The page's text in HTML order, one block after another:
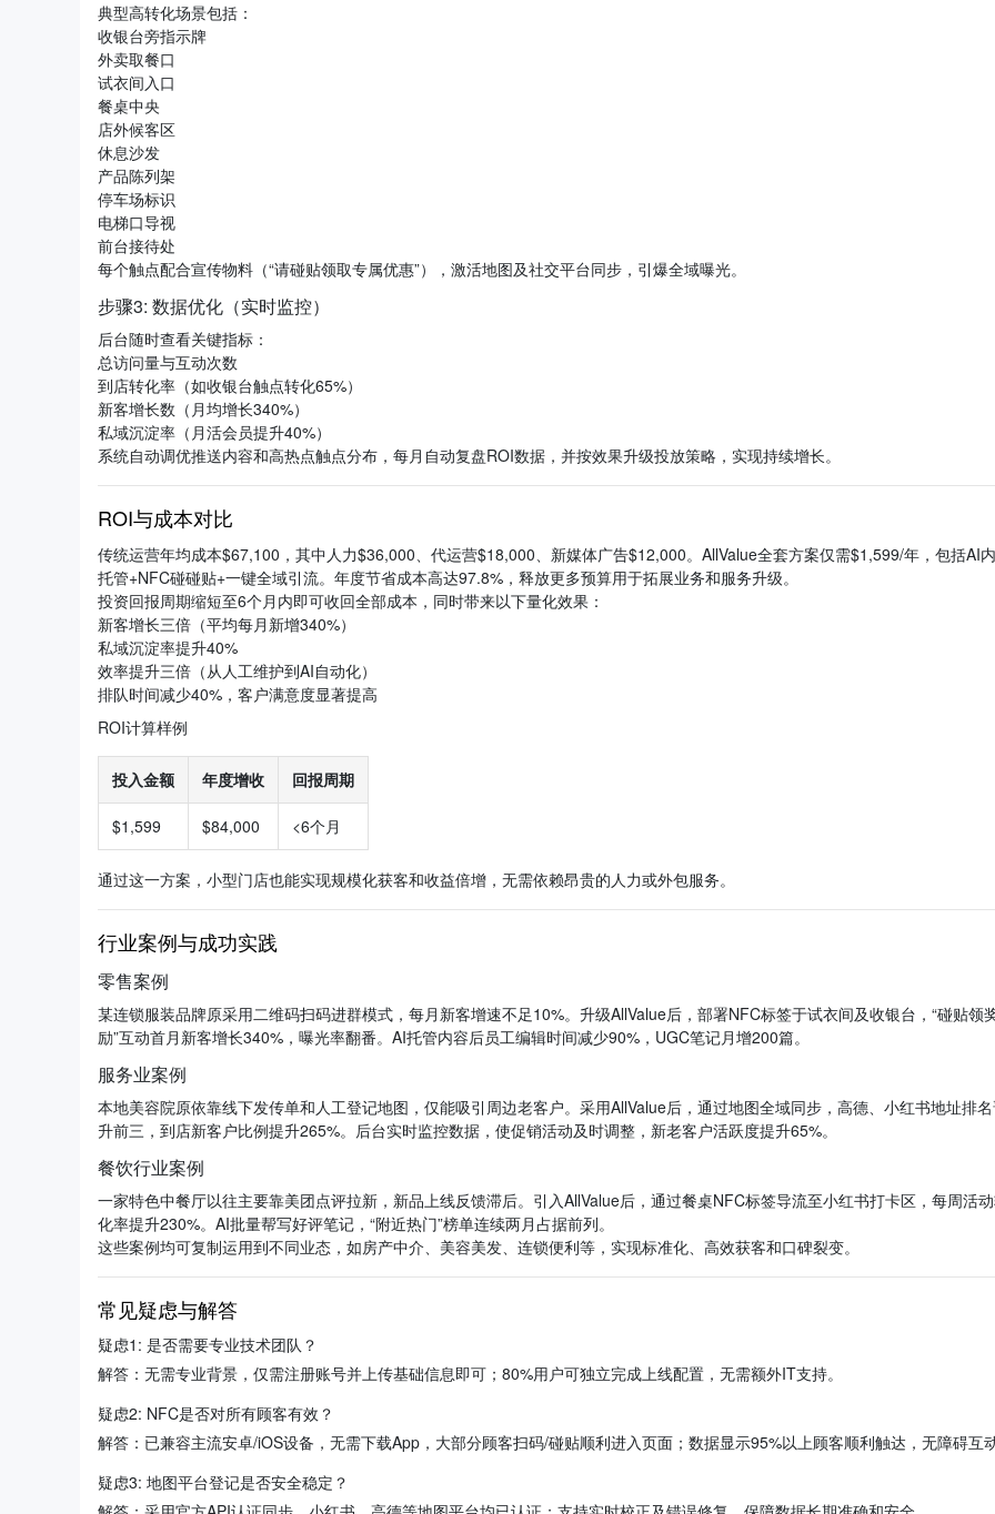
典型高转化场景包括：
收银台旁指示牌
外卖取餐口
试衣间入口
餐桌中央
店外候客区
休息沙发
产品陈列架
停车场标识
电梯口导视
前台接待处
每个触点配合宣传物料（“请碰贴领取专属优惠”），激活地图及社交平台同步，引爆全域曝光。
步骤3: 数据优化（实时监控）
后台随时查看关键指标：
总访问量与互动次数
到店转化率（如收银台触点转化65%）
新客增长数（月均增长340%）
私域沉淀率（月活会员提升40%）
系统自动调优推送内容和高热点触点分布，每月自动复盘ROI数据，并按效果升级投放策略，实现持续增长。
ROI与成本对比
传统运营年均成本$67,100，其中人力$36,000、代运营$18,000、新媒体广告$12,000。AllValue全套方案仅需$1,599/年，包括AI
托管+NFC碰碰贴+一键全域引流。年度节省成本高达97.8%，释放更多预算用于拓展业务和服务升级。
投资回报周期缩短至6个月内即可收回全部成本，同时带来以下量化效果：
新客增长三倍（平均每月新增340%）
私域沉淀率提升40%
效率提升三倍（从人工维护到AI自动化）
排队时间减少40%，客户满意度显著提高
ROI计算样例
投入金额 年度增收 回报周期
$1,599 $84,000 <6个月
通过这一方案，小型门店也能实现规模化获客和收益倍增，无需依赖昂贵的人力或外包服务。
行业案例与成功实践
零售案例
某连锁服装品牌原采用二维码扫码进群模式，每月新客增速不足10%。升级AllValue后，部署NFC标签于试衣间及收银台，“碰贴领
励”互动首月新客增长340%，曝光率翻番。AI托管内容后员工编辑时间减少90%，UGC笔记月增200篇。
服务业案例
本地美容院原依靠线下发传单和人工登记地图，仅能吸引周边老客户。采用AllValue后，通过地图全域同步，高德、小红书地址排
升前三，到店新客户比例提升265%。后台实时监控数据，使促销活动及时调整，新老客户活跃度提升65%。
餐饮行业案例
一家特色中餐厅以往主要靠美团点评拉新，新品上线反馈滞后。引入AllValue后，通过餐桌NFC标签导流至小红书打卡区，每周活
化率提升230%。AI批量帮写好评笔记，“附近热门”榜单连续两月占据前列。
这些案例均可复制运用到不同业态，如房产中介、美容美发、连锁便利等，实现标准化、高效获客和口碑裂变。
常见疑虑与解答
疑虑1: 是否需要专业技术团队？
解答：无需专业背景，仅需注册账号并上传基础信息即可；80%用户可独立完成上线配置，无需额外IT支持。
疑虑2: NFC是否对所有顾客有效？
解答：已兼容主流安卓/iOS设备，无需下载App，大部分顾客扫码/碰贴顺利进入页面；数据显示95%以上顾客顺利触达，无障碍互
疑虑3: 地图平台登记是否安全稳定？